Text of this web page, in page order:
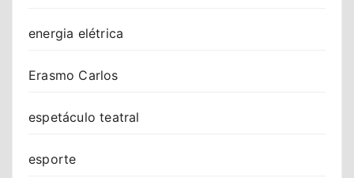
energia elétrica
Erasmo Carlos
espetáculo teatral
esporte